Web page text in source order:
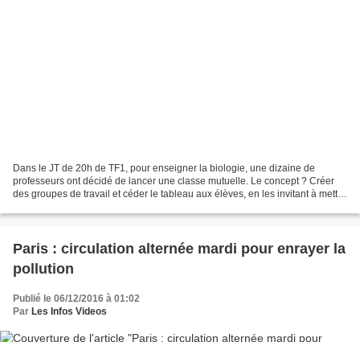
Dans le JT de 20h de TF1, pour enseigner la biologie, une dizaine de
professeurs ont décidé de lancer une classe mutuelle. Le concept ? Créer
des groupes de travail et céder le tableau aux élèves, en les invitant à mettre
Paris : circulation alternée mardi pour enrayer la
pollution
Publié le 06/12/2016 à 01:02
Par Les Infos Videos